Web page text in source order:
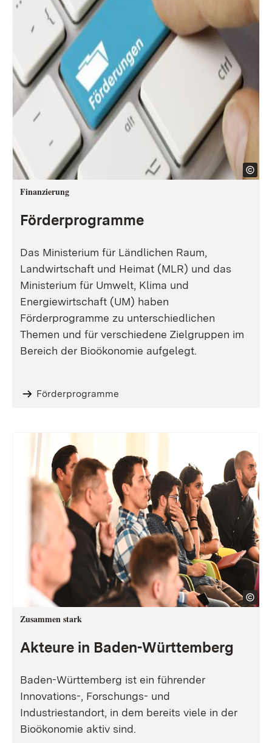
Finanzierung
Förderprogramme
Das Ministerium für Ländlichen Raum,
Landwirtschaft und Heimat (MLR) und das
Ministerium für Umwelt, Klima und
Energiewirtschaft (UM) haben
Förderprogramme zu unterschiedlichen
Themen und für verschiedene Zielgruppen im
Bereich der Bioökonomie aufgelegt.
Förderprogramme
Zusammen stark
Akteure in Baden-Württemberg
Baden-Württemberg ist ein führender
Innovations-, Forschungs- und
Industriestandort, in dem bereits viele in der
Bioökonomie aktiv sind.